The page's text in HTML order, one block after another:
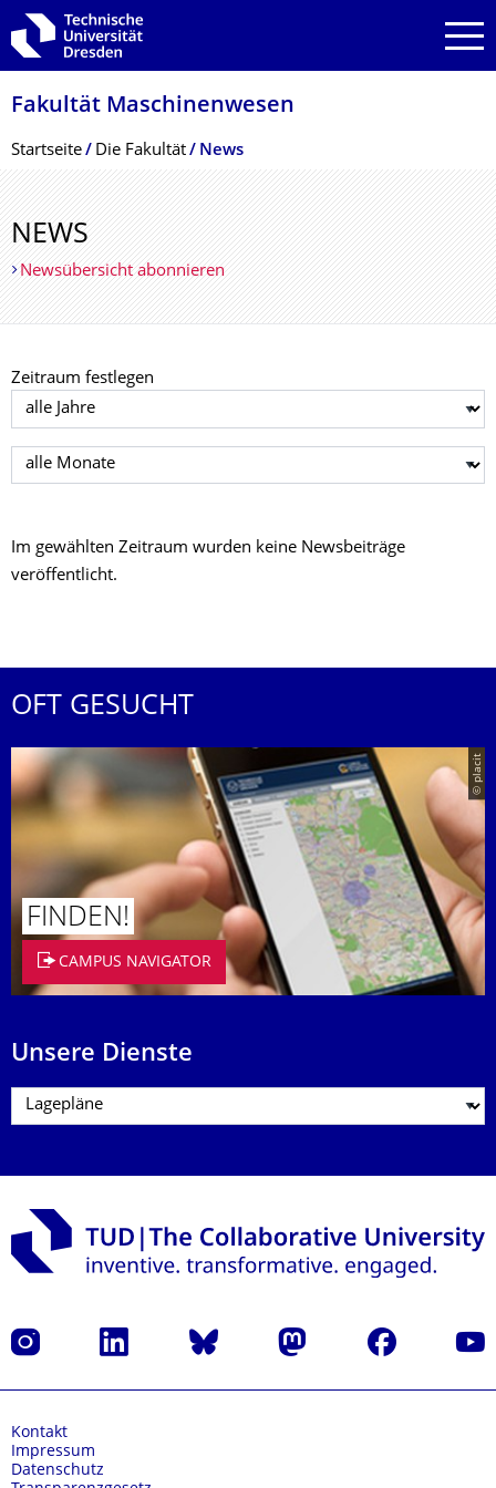
Zur Hauptnavigation springen
Zur Suche springen
Zum Inhalt springen
Fakultät Maschinenwesen
Breadcrumb-Menü
Startseite Die Fakultät News
NEWS
Newsübersicht abonnieren
Zeitraum festlegen
Jahr auswählen
Monat auswählen
Im gewählten Zeitraum wurden keine Newsbeiträge
veröffentlicht.
OFT GESUCHT
© placit
FINDEN!
CAMPUS NAVIGATOR
Unsere Dienste
Instagram LinkedIn Bluesky Mastodon Facebook
Kontakt
Impressum
Datenschutz